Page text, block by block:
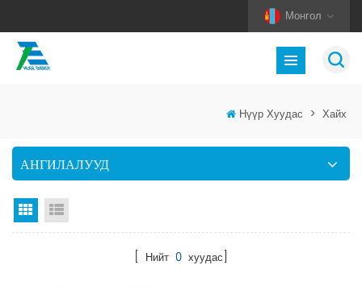
Монгол
Нүүр Хуудас > Хайх
АНГИЛАЛУУД
Тор харах
[ Нийт 0 хуудас]